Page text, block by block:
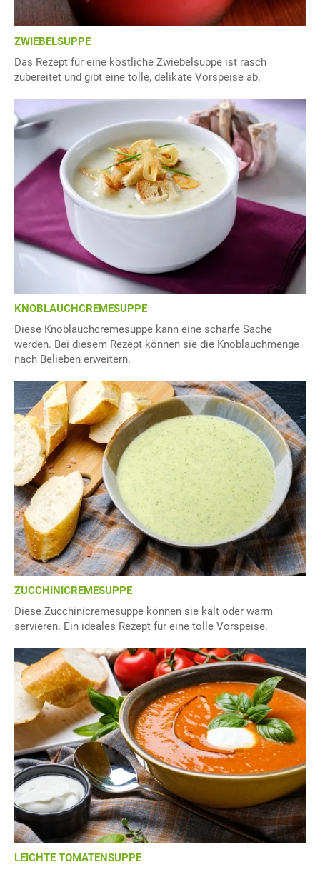
ZWIEBELSUPPE
Das Rezept für eine köstliche Zwiebelsuppe ist rasch
zubereitet und gibt eine tolle, delikate Vorspeise ab.
KNOBLAUCHCREMESUPPE
Diese Knoblauchcremesuppe kann eine scharfe Sache
werden. Bei diesem Rezept können sie die Knoblauchmenge
nach Belieben erweitern.
ZUCCHINICREMESUPPE
Diese Zucchinicremesuppe können sie kalt oder warm
servieren. Ein ideales Rezept für eine tolle Vorspeise.
LEICHTE TOMATENSUPPE